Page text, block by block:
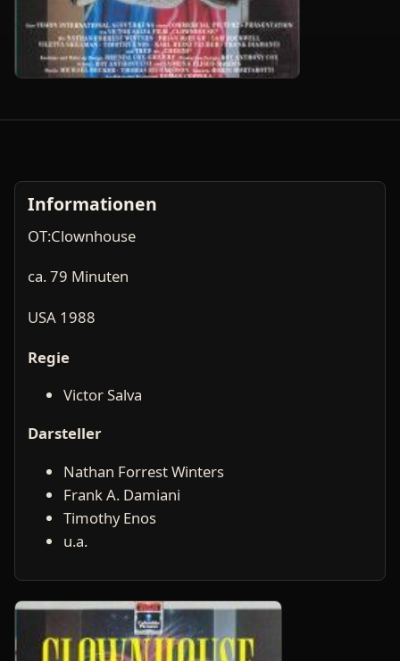
Informationen
OT:Clownhouse
ca. 79 Minuten
USA 1988
Regie
Victor Salva
Darsteller
Nathan Forrest Winters
Frank A. Damiani
Timothy Enos
u.a.